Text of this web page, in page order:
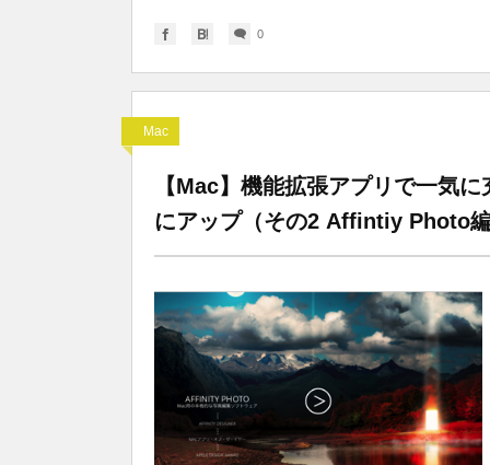
0
Mac
【Mac】機能拡張アプリで一気
にアップ（その2 Affintiy Photo